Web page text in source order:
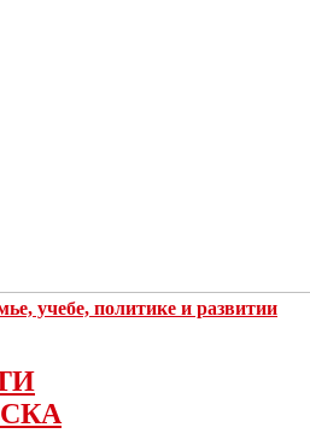
учебе, политике и развитии